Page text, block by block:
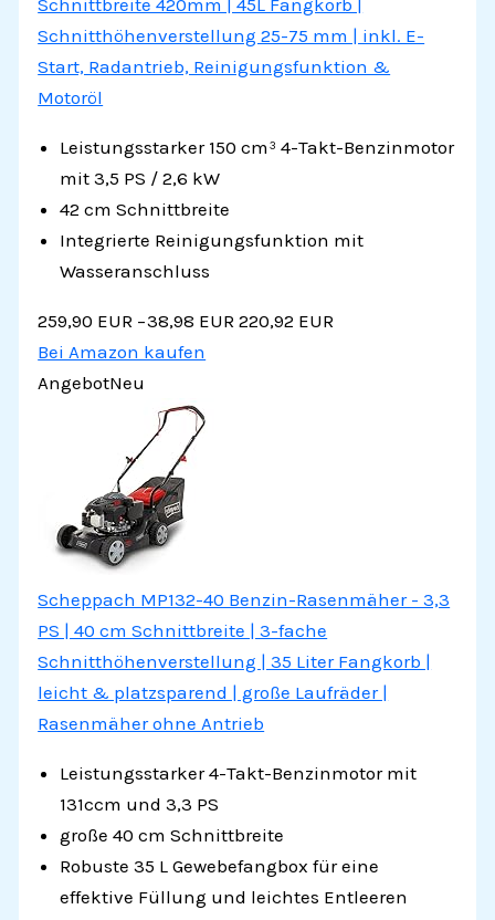
Schnitthöhenverstellung 25-75 mm | inkl. E-
Start, Radantrieb, Reinigungsfunktion &
Motoröl
Leistungsstarker 150 cm³ 4-Takt-Benzinmotor
mit 3,5 PS / 2,6 kW
42 cm Schnittbreite
Integrierte Reinigungsfunktion mit
Wasseranschluss
259,90 EUR −38,98 EUR 220,92 EUR
Bei Amazon kaufen
AngebotNeu
Scheppach MP132-40 Benzin-Rasenmäher - 3,3
PS | 40 cm Schnittbreite | 3-fache
Schnitthöhenverstellung | 35 Liter Fangkorb |
leicht & platzsparend | große Laufräder |
Rasenmäher ohne Antrieb
Leistungsstarker 4-Takt-Benzinmotor mit
131ccm und 3,3 PS
große 40 cm Schnittbreite
Robuste 35 L Gewebefangbox für eine
effektive Füllung und leichtes Entleeren